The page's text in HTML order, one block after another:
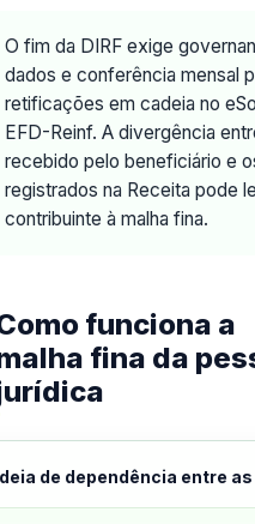
O fim da DIRF exige
dados e conferência mensal
retificações em cadeia no
EFD-Reinf. A divergência
recebido pelo beneficiário e
registrados na Receita pode
contribuinte à malha fina.
funciona a
fina da
de dependência entre